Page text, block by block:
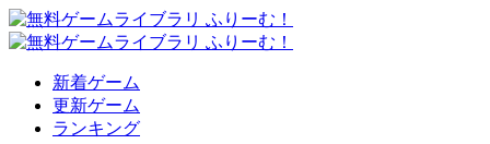
新着ゲーム
更新ゲーム
ランキング